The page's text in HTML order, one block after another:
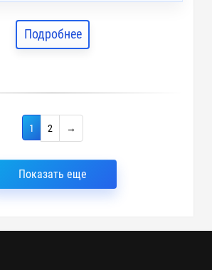
Подробнее
1 2 →
Показать еще